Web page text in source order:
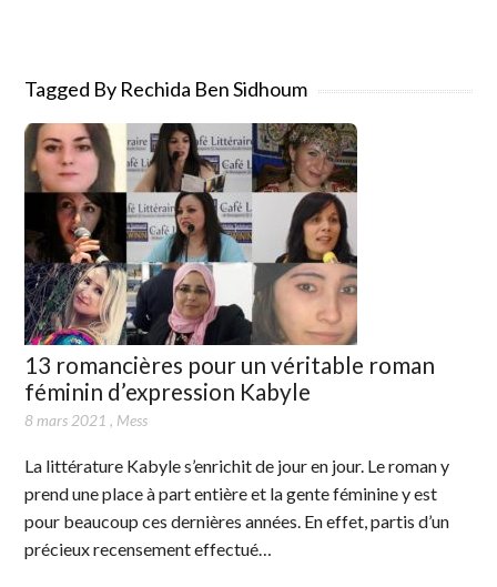
Tagged By Rechida Ben Sidhoum
13 romancières pour un véritable roman
féminin d’expression Kabyle
8 mars 2021 , Mess
La littérature Kabyle s’enrichit de jour en jour. Le roman y
prend une place à part entière et la gente féminine y est
pour beaucoup ces dernières années. En effet, partis d’un
précieux recensement effectué…